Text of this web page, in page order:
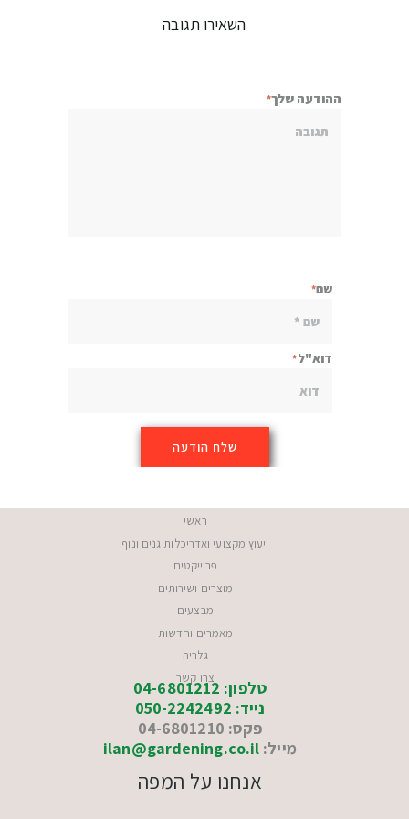
השאירו תגובה
ההודעה שלך
שם
דוא"ל
ראשי
ייעוץ מקצועי ואדריכלות גנים ונוף
פרוייקטים
מוצרים ושירותים
מבצעים
מאמרים וחדשות
גלריה
צרו קשר
טלפון: 04-6801212
נייד: 050-2242492
פקס: 04-6801210
מייל: ilan@gardening.co.il
אנחנו על המפה